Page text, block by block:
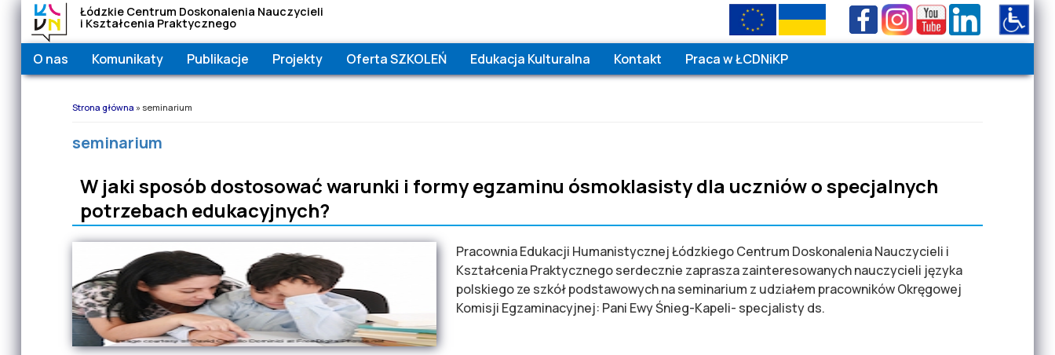
Łódzkie Centrum Doskonalenia Nauczycieli
i Kształcenia Praktycznego
Wielkość czcionki Kontrast
O nas Komunikaty Publikacje Projekty Oferta SZKOLEŃ Edukacja Kulturalna Kontakt Praca w ŁCDNiKP
Jesteś tutaj
Strona główna » seminarium
seminarium
W jaki sposób dostosować warunki i formy egzaminu ósmoklasisty dla uczniów o specjalnych
potrzebach edukacyjnych?
Pracownia Edukacji Humanistycznej Łódzkiego Centrum Doskonalenia Nauczycieli i
Kształcenia Praktycznego serdecznie zaprasza zainteresowanych nauczycieli języka
polskiego ze szkół podstawowych na seminarium z udziałem pracowników Okręgowej
Komisji Egzaminacyjnej: Pani Ewy Śnieg-Kapeli- specjalisty ds.